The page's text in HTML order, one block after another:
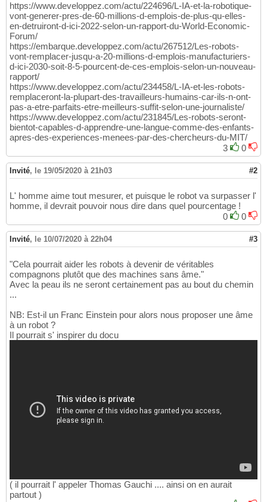
https://www.developpez.com/actu/224696/L-IA-et-la-robotique-
vont-generer-pres-de-60-millions-d-emplois-de-plus-qu-elles-
en-detruiront-d-ici-2022-selon-un-rapport-du-World-Economic-
Forum/
https://embarque.developpez.com/actu/267512/Les-robots-
vont-remplacer-jusqu-a-20-millions-d-emplois-manufacturiers-
d-ici-2030-soit-8-5-pourcent-de-ces-emplois-selon-un-nouveau-
rapport/
https://www.developpez.com/actu/234458/L-IA-et-les-robots-
remplaceront-la-plupart-des-travailleurs-humains-car-ils-n-ont-
pas-a-etre-parfaits-etre-meilleurs-suffit-selon-une-journaliste/
https://www.developpez.com/actu/231845/Les-robots-seront-
bientot-capables-d-apprendre-une-langue-comme-des-enfants-
apres-des-experiences-menees-par-des-chercheurs-du-MIT/
3
0
Invité, le 19/05/2020 à 21h03 #2
L' homme aime tout mesurer, et puisque le robot va surpasser l'
homme, il devrait pouvoir nous dire dans quel pourcentage !
0
0
Invité, le 10/07/2020 à 22h04 #3
"Cela pourrait aider les robots à devenir de véritables
compagnons plutôt que des machines sans âme."
Avec la peau ils ne seront certainement pas au bout du chemin
...
NB: Est-il un Franc Einstein pour alors nous proposer une âme
à un robot ?
Il pourrait s' inspirer du docu
( il pourrait l' appeler Thomas Gauchi .... ainsi on en aurait
partout )